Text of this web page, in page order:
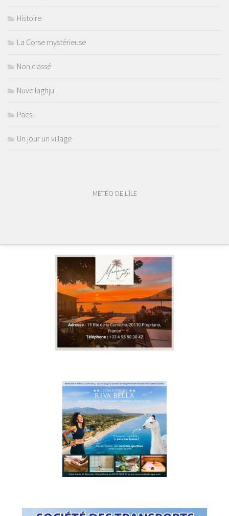
Histoire
La Corse mystérieuse
Non classé
Nuvellaghju
Paesi
Un jour un village
MÉTÉO DE L'ÎLE